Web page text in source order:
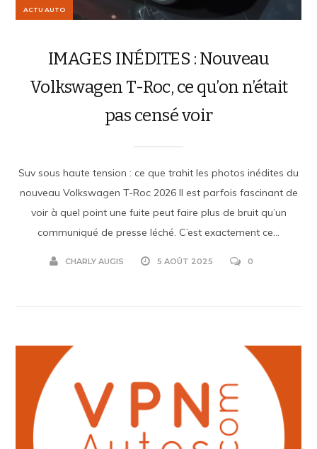
ACTU AUTO
IMAGES INÉDITES : Nouveau
Volkswagen T-Roc, ce qu’on n’était
pas censé voir
Suv sous haute tension : ce que trahit les photos inédites du
nouveau Volkswagen T-Roc 2026 Il est parfois fascinant de
voir à quel point une fuite peut faire plus de bruit qu’un
communiqué de presse léché. C’est exactement ce...
CHARLY AUGIS 5 AOÛT 2025 0